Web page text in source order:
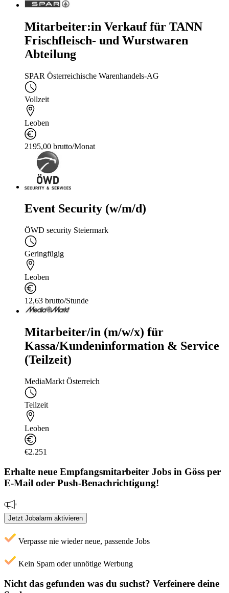
Mitarbeiter:in Verkauf für TANN
Frischfleisch- und Wurstwaren
Abteilung
SPAR Österreichische Warenhandels-AG
Vollzeit
Leoben
2195,00 brutto/Monat
Event Security (w/m/d)
ÖWD security Steiermark
Geringfügig
Leoben
12,63 brutto/Stunde
Mitarbeiter/in (m/w/x) für
Kassa/Kundeninformation & Service
(Teilzeit)
MediaMarkt Österreich
Teilzeit
Leoben
€2.251
Erhalte neue Empfangsmitarbeiter Jobs in Göss per
E-Mail oder Push-Benachrichtigung!
Jetzt Jobalarm aktivieren
Verpasse nie wieder neue, passende Jobs
Kein Spam oder unnötige Werbung
Nicht das gefunden was du suchst? Verfeinere deine